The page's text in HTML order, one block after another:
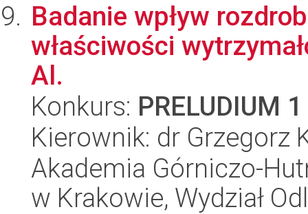
Badanie wpływ
właściwości
Al.
Konkurs: PRELUDIUM 1
Kierownik: dr Grzegorz
Akademia Górniczo-
w Krakowie, Wydział